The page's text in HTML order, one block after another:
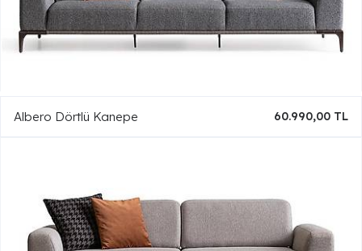
Albero Dörtlü Kanepe 60.990,00 TL